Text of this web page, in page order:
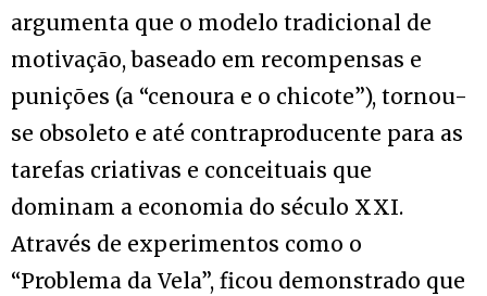
argumenta que o modelo tradicional de
motivação, baseado em recompensas e
punições (a “cenoura e o chicote”), tornou-
se obsoleto e até contraproducente para as
tarefas criativas e conceituais que
dominam a economia do século XXI.
Através de experimentos como o
“Problema da Vela”, ficou demonstrado que